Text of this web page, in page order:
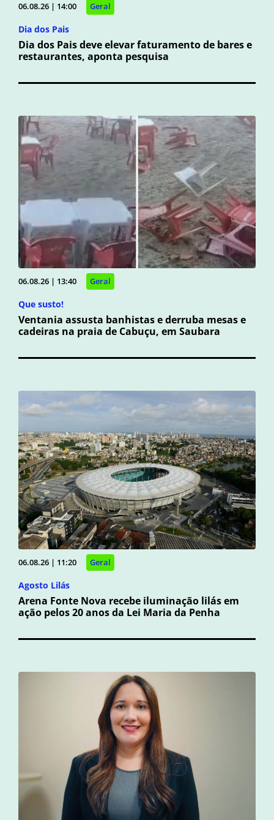
06.08.26 | 14:00 Geral
Dia dos Pais
Dia dos Pais deve elevar faturamento de bares e
restaurantes, aponta pesquisa
06.08.26 | 13:40 Geral
Que susto!
Ventania assusta banhistas e derruba mesas e
cadeiras na praia de Cabuçu, em Saubara
06.08.26 | 11:20 Geral
Agosto Lilás
Arena Fonte Nova recebe iluminação lilás em
ação pelos 20 anos da Lei Maria da Penha